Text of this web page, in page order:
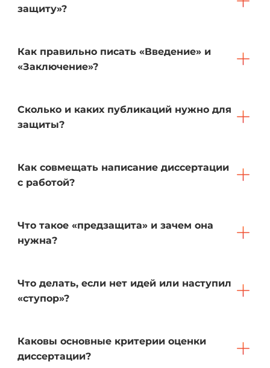
защиту»?
Как правильно писать «Введение» и
«Заключение»?
Сколько и каких публикаций нужно для
защиты?
Как совмещать написание диссертации
с работой?
Что такое «предзащита» и зачем она
нужна?
Что делать, если нет идей или наступил
«ступор»?
Каковы основные критерии оценки
диссертации?